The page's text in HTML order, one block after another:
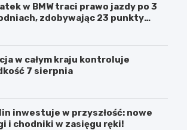
w BMW traci prawo jazdy po 3
zdobywając 23 punkty
w całym kraju kontroluje
7 sierpnia
inwestuje w przyszłość: nowe
i chodniki w zasięgu ręki!